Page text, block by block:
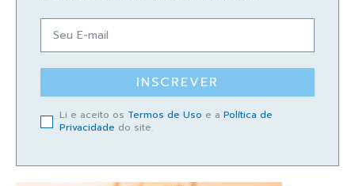
INSCREVER
Li e aceito os Termos de Uso e a Política de
Privacidade do site.